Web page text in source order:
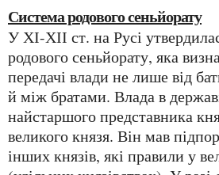
Система родового сеньйорату
У ХІ-ХІІ ст. на Русі утвердилася система
родового сеньйорату, яка
передачі влади не лише від
й між братами. Влада в
найстаршого представника
великого князя. Він мав
інших князів, які правили у